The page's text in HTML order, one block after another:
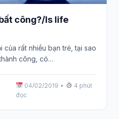
công?/Is life
của rất nhiều bạn trẻ, tại sao
công, có…
04/02/2019 •
4 phút
đọc